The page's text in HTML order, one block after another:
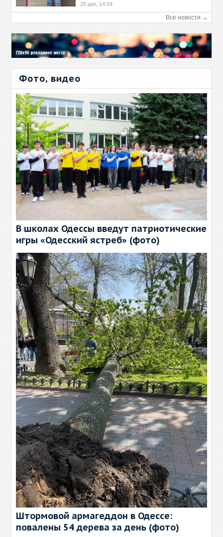
28 дек, 14:04
Все новости →
Фото, видео
В школах Одессы введут патриотические
игры «Одесский ястреб» (фото)
Штормовой армагеддон в Одессе:
повалены 54 дерева за день (фото)